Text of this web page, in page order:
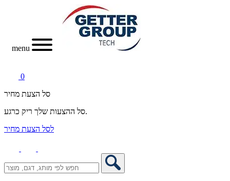
menu
0
סל הצעת מחיר
סל ההצעות שלך ריק כרגע.
לסל הצעת מחיר